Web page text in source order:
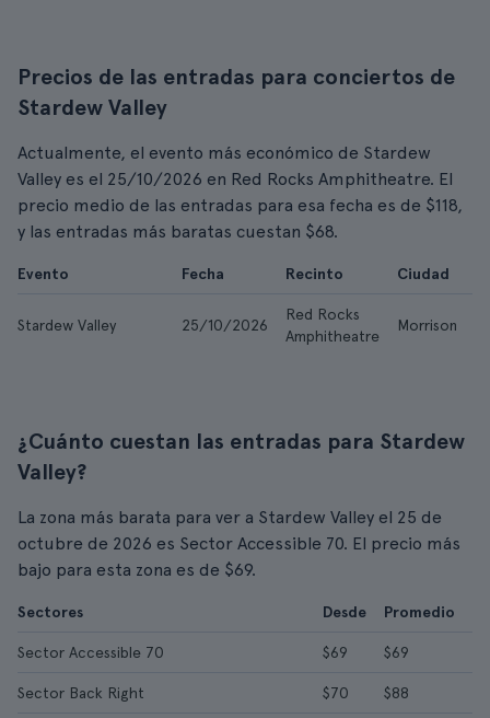
Precios de las entradas para conciertos de
Stardew Valley
Actualmente, el evento más económico de Stardew
Valley es el 25/10/2026 en Red Rocks Amphitheatre. El
precio medio de las entradas para esa fecha es de $118,
y las entradas más baratas cuestan $68.
Evento Fecha Recinto Ciudad
Stardew Valley 25/10/2026
Red Rocks
Amphitheatre
Morrison
¿Cuánto cuestan las entradas para Stardew
Valley?
La zona más barata para ver a Stardew Valley el 25 de
octubre de 2026 es Sector Accessible 70. El precio más
bajo para esta zona es de $69.
Sectores Desde Promedio
Sector Accessible 70 $69 $69
Sector Back Right $70 $88